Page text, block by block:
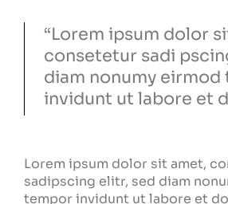
“Lorem ipsum dolor
consetetur sadi
diam nonumy eirmod
invidunt ut labore et
Lorem ipsum dolor sit amet,
sadipscing elitr, sed diam
tempor invidunt ut labore et